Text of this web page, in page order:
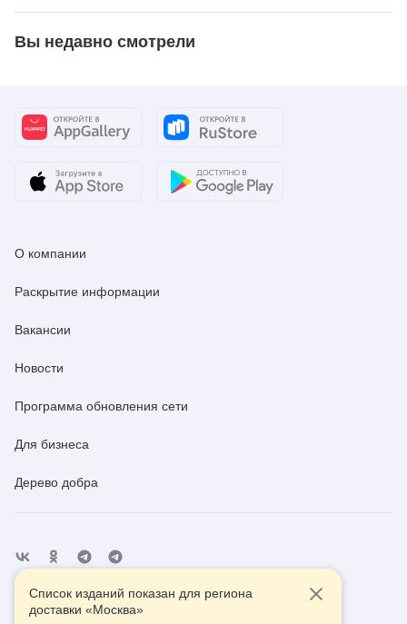
Вы недавно смотрели
О компании
Раскрытие информации
Вакансии
Новости
Программа обновления сети
Для бизнеса
Дерево добра
Помощь Контакты
Список изданий показан для региона
доставки «Москва»